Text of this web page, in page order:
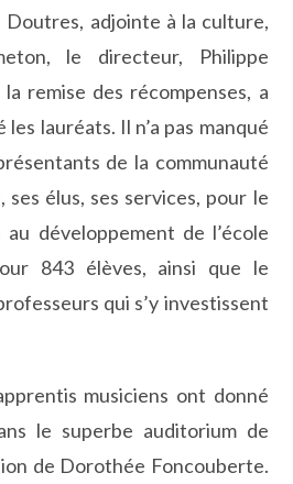
adjointe à la culture,
le directeur, Philippe
remise des récompenses, a
lauréats. Il n’a pas manqué
de la communauté
ses élus, ses services, pour le
développement de l’école
843 élèves, ainsi que le
qui s’y investissent
musiciens ont donné
le superbe auditorium de
de Dorothée Foncouberte.